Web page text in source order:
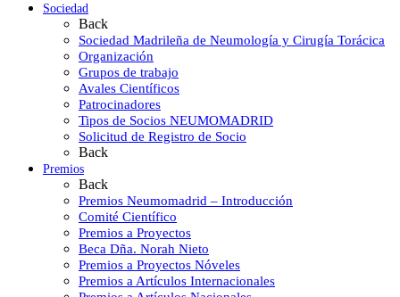
Sociedad
Back
Sociedad Madrileña de Neumología y Cirugía Torácica
Organización
Grupos de trabajo
Avales Científicos
Patrocinadores
Tipos de Socios NEUMOMADRID
Solicitud de Registro de Socio
Back
Premios
Back
Premios Neumomadrid – Introducción
Comité Científico
Premios a Proyectos
Beca Dña. Norah Nieto
Premios a Proyectos Nóveles
Premios a Artículos Internacionales